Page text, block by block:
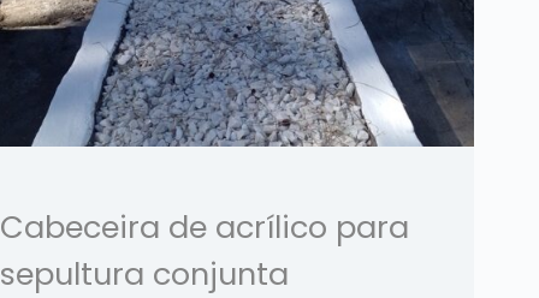
Cabeceira de acrílico para
sepultura conjunta